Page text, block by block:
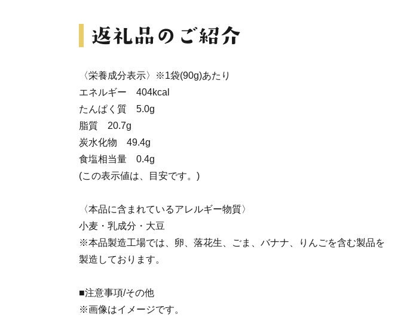
〈栄養成分表示〉※1袋(90g)あたり
エネルギー 404kcal
たんぱく質 5.0g
脂質 20.7g
炭水化物 49.4g
食塩相当量 0.4g
(この表示値は、目安です。)
〈本品に含まれているアレルギー物質〉
小麦・乳成分・大豆
※本品製造工場では、卵、落花生、ごま、バナナ、りんごを含む製品を
製造しております。
■注意事項/その他
※画像はイメージです。